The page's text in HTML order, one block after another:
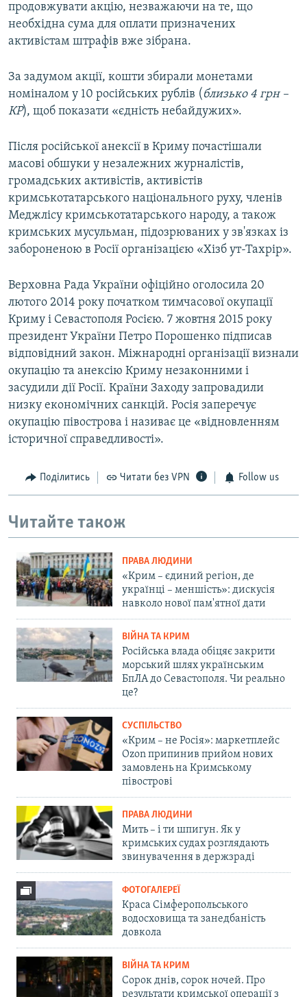
продовжувати акцію, незважаючи на те, що
необхідна сума для оплати призначених
активістам штрафів вже зібрана.
За задумом акції, кошти збирали монетами
номіналом у 10 російських рублів ( близько 4 грн –
КР), щоб показати «єдність небайдужих».
Після російської анексії в Криму почастішали
масові обшуки у незалежних журналістів,
громадських активістів, активістів
кримськотатарського національного руху, членів
Меджлісу кримськотатарського народу, а також
кримських мусульман, підозрюваних у зв'язках із
забороненою в Росії організацією «Хізб ут-Тахрір».
Верховна Рада України офіційно оголосила 20
лютого 2014 року початком тимчасової окупації
Криму і Севастополя Росією. 7 жовтня 2015 року
президент України Петро Порошенко підписав
відповідний закон. Міжнародні організації визнали
окупацію та анексію Криму незаконними і
засудили дії Росії. Країни Заходу запровадили
низку економічних санкцій. Росія заперечує
окупацію півострова і називає це «відновленням
історичної справедливості».
Поділитись Читати без VPN Follow us
Читайте також
ПРАВА ЛЮДИНИ
«Крим – єдиний регіон, де
українці – меншість»: дискусія
навколо нової пам'ятної дати
ВІЙНА ТА КРИМ
Російська влада обіцяє закрити
морський шлях українським
БпЛА до Севастополя. Чи реально
це?
СУСПІЛЬСТВО
«Крим – не Росія»: маркетплейс
Ozon припинив прийом нових
замовлень на Кримському
півострові
ПРАВА ЛЮДИНИ
Мить – і ти шпигун. Як у
кримських судах розглядають
звинувачення в держзраді
ФОТОГАЛЕРЕЇ
Краса Сімферопольського
водосховища та занедбаність
довкола
ВІЙНА ТА КРИМ
Сорок днів, сорок ночей. Про
результати кримської операції з